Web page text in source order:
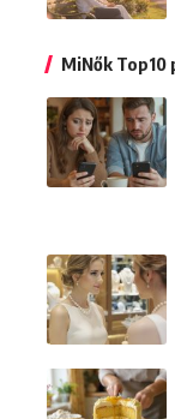
MiNők Top10